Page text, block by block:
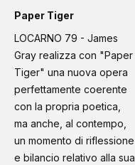
Paper Tiger
LOCARNO 79 - James
Gray realizza con "Paper
Tiger" una nuova opera
perfettamente coerente
con la propria poetica,
ma anche, al contempo,
un momento di riflessione
e bilancio relativo alla sua